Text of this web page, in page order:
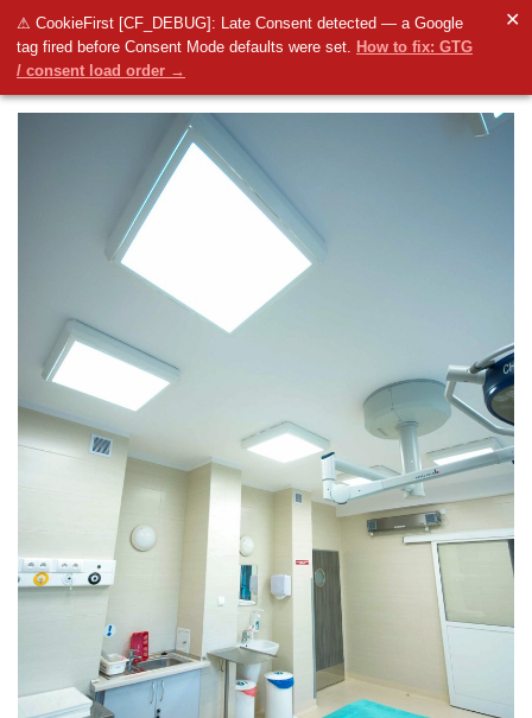
⚠ CookieFirst [CF_DEBUG]: Late Consent detected — a Google
tag fired before Consent Mode defaults were set. How to fix: GTG
/ consent load order →
✕